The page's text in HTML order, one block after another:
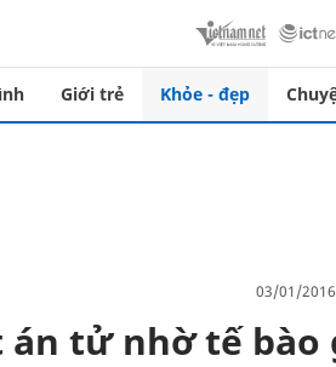
Giới trẻ Khỏe - đẹp
03/01/
tử nhờ tế bào